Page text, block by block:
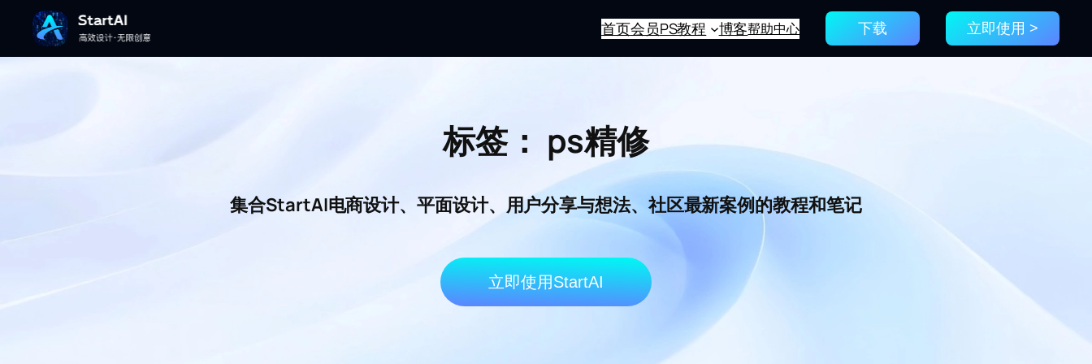
首页会员PS教程 博客帮助中心 下载 立即使用 >
标签： ps精修
集合StartAI电商设计、平面设计、用户分享与想法、社区最新案例的教程和笔记
立即使用StartAI